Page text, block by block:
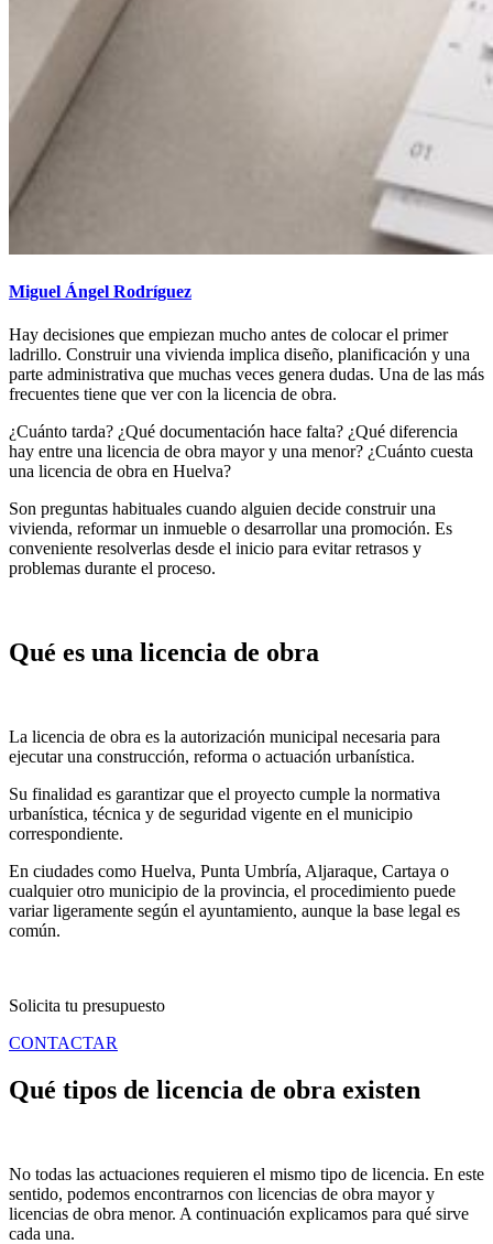
Miguel Ángel Rodríguez
Hay decisiones que empiezan mucho antes de colocar el primer
ladrillo. Construir una vivienda implica diseño, planificación y una
parte administrativa que muchas veces genera dudas. Una de las más
frecuentes tiene que ver con la licencia de obra.
¿Cuánto tarda? ¿Qué documentación hace falta? ¿Qué diferencia
hay entre una licencia de obra mayor y una menor? ¿Cuánto cuesta
una licencia de obra en Huelva?
Son preguntas habituales cuando alguien decide construir una
vivienda, reformar un inmueble o desarrollar una promoción. Es
conveniente resolverlas desde el inicio para evitar retrasos y
problemas durante el proceso.
Qué es una licencia de obra
La licencia de obra es la autorización municipal necesaria para
ejecutar una construcción, reforma o actuación urbanística.
Su finalidad es garantizar que el proyecto cumple la normativa
urbanística, técnica y de seguridad vigente en el municipio
correspondiente.
En ciudades como Huelva, Punta Umbría, Aljaraque, Cartaya o
cualquier otro municipio de la provincia, el procedimiento puede
variar ligeramente según el ayuntamiento, aunque la base legal es
común.
Solicita tu presupuesto
CONTACTAR
Qué tipos de licencia de obra existen
No todas las actuaciones requieren el mismo tipo de licencia. En este
sentido, podemos encontrarnos con licencias de obra mayor y
licencias de obra menor. A continuación explicamos para qué sirve
cada una.